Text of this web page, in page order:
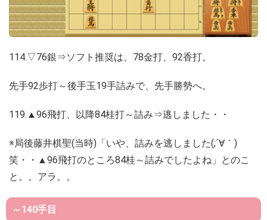
114.▽76銀⇒ソフト推奨は、78金打、92香打。
先手92歩打～後手玉19手詰みで、先手勝勢へ。
119.▲96飛打、以降84桂打～詰み⇒逃しました・・
※局後藤井棋聖(当時)「いや、詰みを逃しました(;´∀｀)
笑・・▲96飛打のところ84桂～詰みでしたよね」とのこ
と。。アラ。。
～140手目